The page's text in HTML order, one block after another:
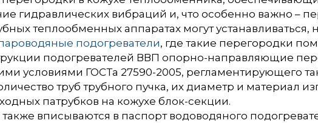
гидравлических вибраций и, что особенно важно –
теплообменных аппаратах могут устанавливаться,
подогреватели, где такие перегородки
подогревателей ВВП опорно-направляющие
условиями ГОСТа 27590-2005, регламентирующего
труб трубного пучка, их диаметр и материал
патрубков на кожухе блок-секции.
вписываются в паспорт водоводяного